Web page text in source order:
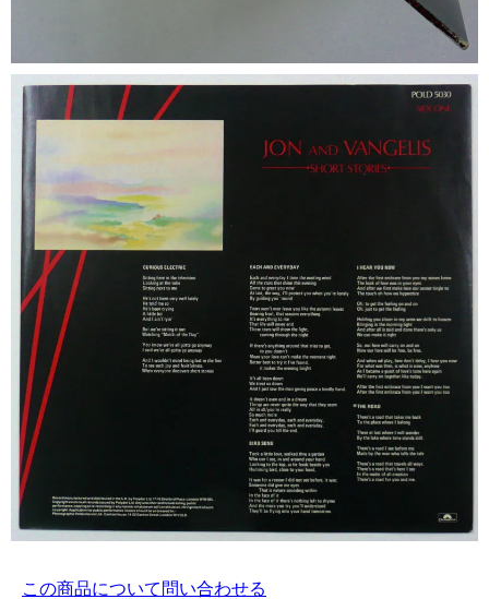
この商品について問い合わせる